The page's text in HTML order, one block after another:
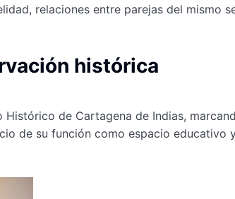
relaciones entre parejas del mismo
histórica
de Cartagena de Indias,
de su función como espacio educativo